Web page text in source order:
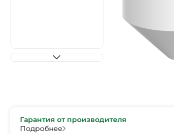
Гарантия от производителя
Подробнее